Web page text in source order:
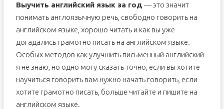
Выучить английский язык за год — это значит
понимать англоязычную речь, свободно говорить на
английском языке, хорошо читать и как вы уже
догадались грамотно писать на английском языке.
Особых методов как улучшить письменный английский
я не знаю, но одно могу сказать точно, если вы хотите
научиться говорить вам нужно начать говорить, если
хотите грамотно писать, больше читайте и пишите на
английском языке.